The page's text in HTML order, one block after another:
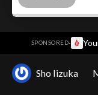
SPONSORED·
Sho Iizuka